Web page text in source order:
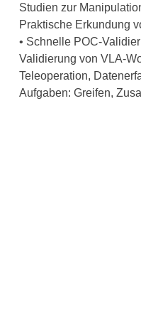
Studien zur
Praktische Erkundung
• Schnelle POC-
Validierung von VLA-
Teleoperation,
Aufgaben: Greifen,